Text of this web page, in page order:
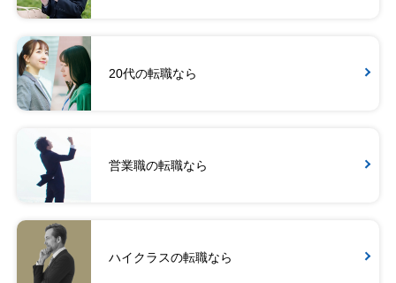
20代の転職なら
営業職の転職なら
ハイクラスの転職なら